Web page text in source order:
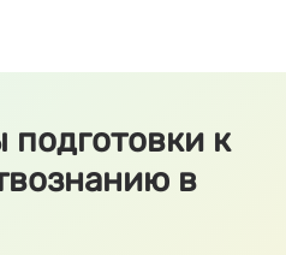
к
в